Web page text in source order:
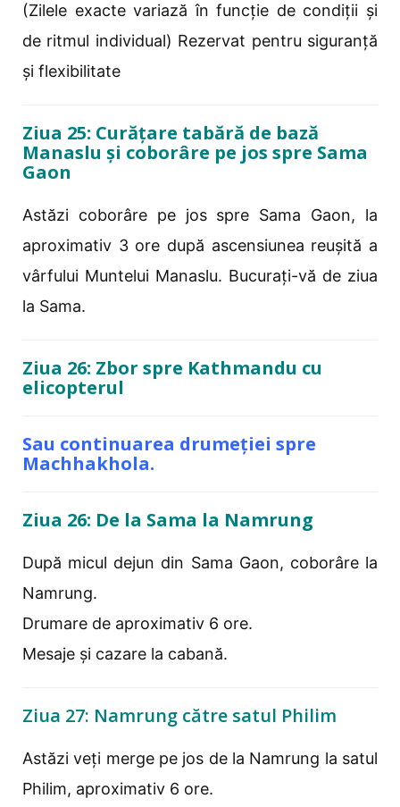
(Zilele exacte variază în funcție de condiții și
de ritmul individual) Rezervat pentru siguranță
și flexibilitate
Ziua 25: Curățare tabără de bază
Manaslu și coborâre pe jos spre Sama
Gaon
Astăzi coborâre pe jos spre Sama Gaon, la
aproximativ 3 ore după ascensiunea reușită a
vârfului Muntelui Manaslu. Bucurați-vă de ziua
la Sama.
Ziua 26: Zbor spre Kathmandu cu
elicopterul
Sau continuarea drumeției spre
Machhakhola.
Ziua 26: De la Sama la Namrung
După micul dejun din Sama Gaon, coborâre la
Namrung.
Drumare de aproximativ 6 ore.
Mesaje și cazare la cabană.
Ziua 27: Namrung către satul Philim
Astăzi veți merge pe jos de la Namrung la satul
Philim, aproximativ 6 ore.